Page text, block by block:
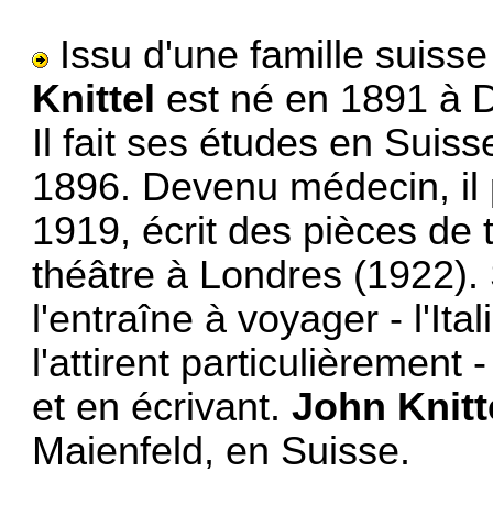
Issu d'une famille
Knittel est né en 1891 à
Il fait ses études en
1896. Devenu médecin,
1919, écrit des pièces de
théâtre à Londres
l'entraîne à voyager -
l'attirent particulièrement
et en écrivant.John
Maienfeld, en Suisse.